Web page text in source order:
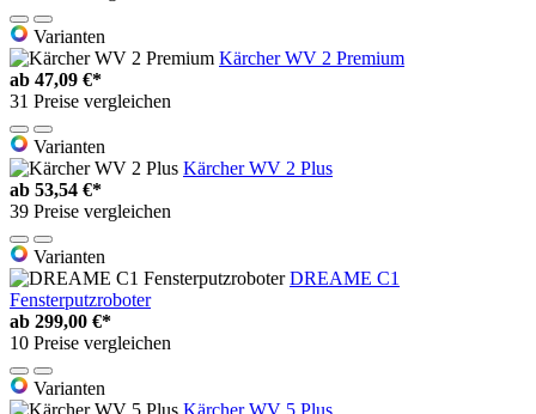
Varianten
Kärcher WV 2 Premium
ab 47,09 €*
31 Preise vergleichen
Varianten
Kärcher WV 2 Plus
ab 53,54 €*
39 Preise vergleichen
Varianten
DREAME C1
Fensterputzroboter
ab 299,00 €*
10 Preise vergleichen
Varianten